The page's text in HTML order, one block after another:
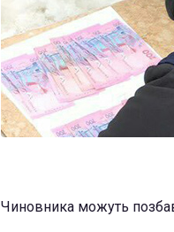
Чиновника можуть